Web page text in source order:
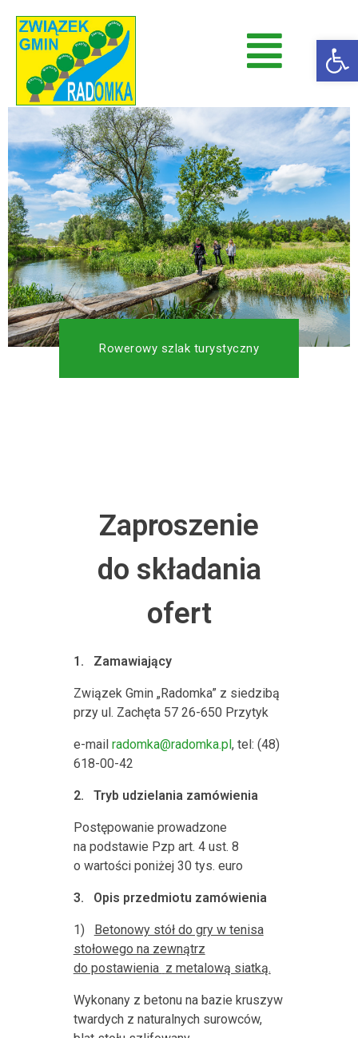
Radomka
Rowerowy szlak turystyczny
Zaproszenie
do składania
ofert
1. Zamawiający
Związek Gmin „Radomka” z siedzibą
przy ul. Zachęta 57 26-650 Przytyk
e-mail radomka@radomka.pl, tel: (48)
618-00-42
2. Tryb udzielania zamówienia
Postępowanie prowadzone
na podstawie Pzp art. 4 ust. 8
o wartości poniżej 30 tys. euro
3. Opis przedmiotu zamówienia
1)
Betonowy stół do gry w tenisa
stołowego na zewnątrz
do postawienia z metalową siatką.
Wykonany z betonu na bazie kruszyw
twardych z naturalnych surowców,